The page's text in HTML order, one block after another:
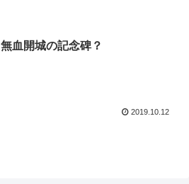
無血開城の記念碑？
2019.10.12